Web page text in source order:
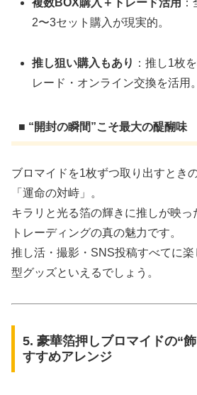
2〜3セット購入が現実的。
推し狙い購入もあり ：推し1枚
レード・オンライン交換を活用。
■ “開封の瞬間”こそ最大の醍醐味
ブロマイドを1枚ずつ取り出すとき
「運命の対峙」。
キラリと光る箔の輝きに推しが映
トレーディングの真の魅力です。
推し活・撮影・SNS投稿すべてに
型グッズといえるでしょう。
5. 豪華箔押しブロマイドの“
すすめアレンジ